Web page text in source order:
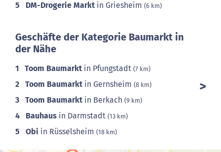
5 DM-Drogerie Markt in Griesheim (6 km)
Geschäfte der Kategorie Baumarkt in
der Nähe
1 Toom Baumarkt in Pfungstadt (7 km)
2 Toom Baumarkt in Gernsheim (8 km)
3 Toom Baumarkt in Berkach (9 km)
4 Bauhaus in Darmstadt (13 km)
5 Obi in Rüsselsheim (18 km)